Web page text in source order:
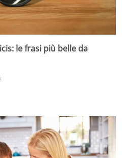
le frasi più belle da